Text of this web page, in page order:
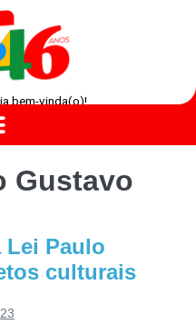
bem-vinda(o)!
Gustavo
Lei Paulo
culturais